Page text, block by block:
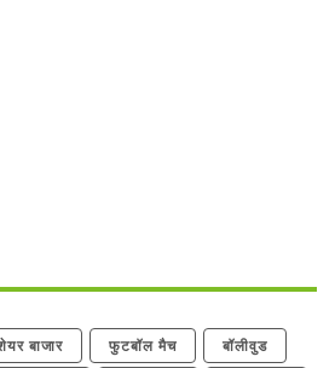
बाजार फुटबॉल मैच
बॉलीवुड